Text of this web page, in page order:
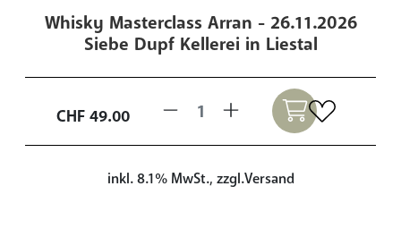
Whisky Masterclass Arran - 26.11.2026
Siebe Dupf Kellerei in Liestal
CHF 49.00
inkl. 8.1% MwSt., zzgl.Versand